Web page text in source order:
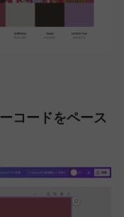
コードをペース